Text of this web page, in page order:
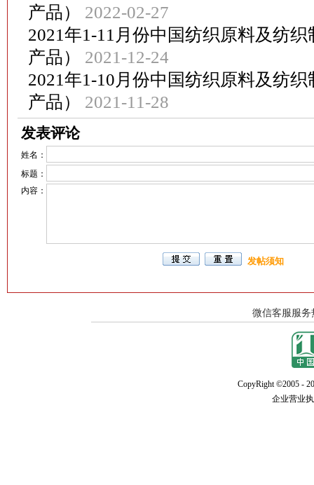
产品）
2022-02-27
2021年1-11月份中国纺织原料及纺
产品）
2021-12-24
2021年1-10月份中国纺织原料及纺
产品）
2021-11-28
发表评论
姓名：
标题：
内容：
发帖须知
CopyRight ©2005 -
企业营业